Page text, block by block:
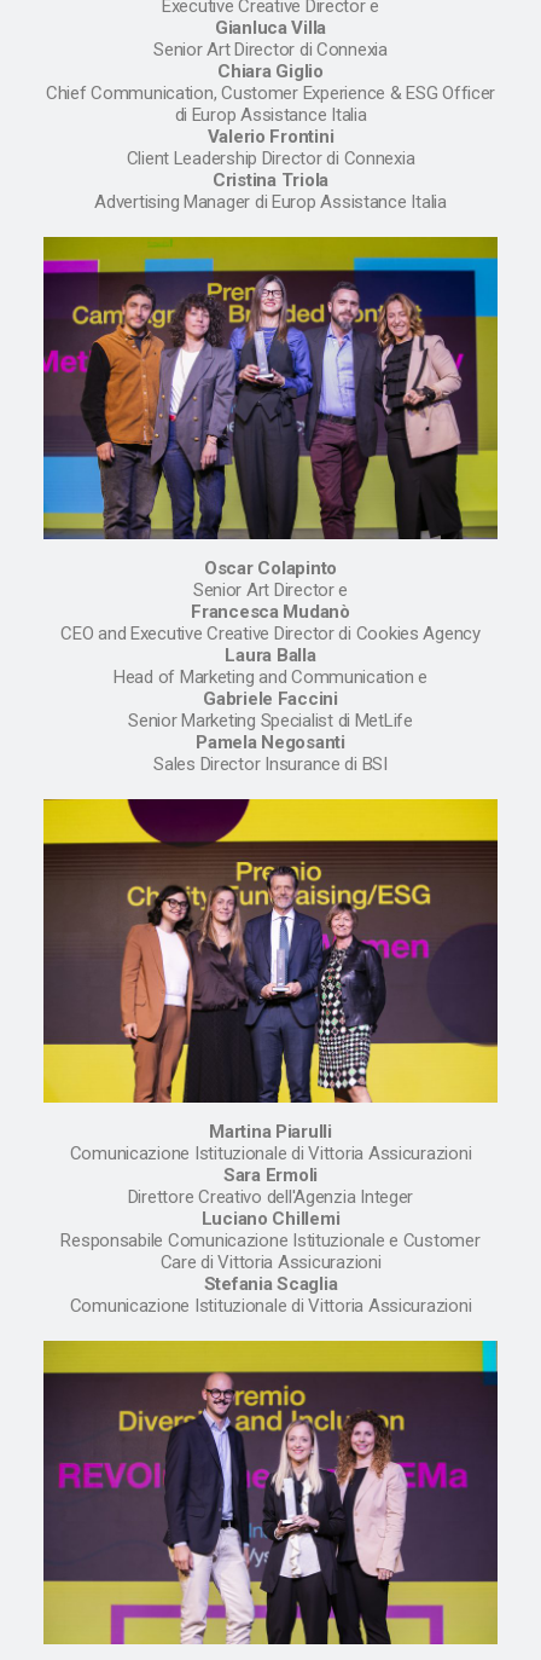
Executive Creative Director e
Gianluca Villa
Senior Art Director di Connexia
Chiara Giglio
Chief Communication, Customer Experience & ESG Officer
di Europ Assistance Italia
Valerio Frontini
Client Leadership Director di Connexia
Cristina Triola
Advertising Manager di Europ Assistance Italia
Oscar Colapinto
Senior Art Director e
Francesca Mudanò
CEO and Executive Creative Director di Cookies Agency
Laura Balla
Head of Marketing and Communication e
Gabriele Faccini
Senior Marketing Specialist di MetLife
Pamela Negosanti
Sales Director Insurance di BSI
Martina Piarulli
Comunicazione Istituzionale di Vittoria Assicurazioni
Sara Ermoli
Direttore Creativo dell'Agenzia Integer
Luciano Chillemi
Responsabile Comunicazione Istituzionale e Customer
Care di Vittoria Assicurazioni
Stefania Scaglia
Comunicazione Istituzionale di Vittoria Assicurazioni